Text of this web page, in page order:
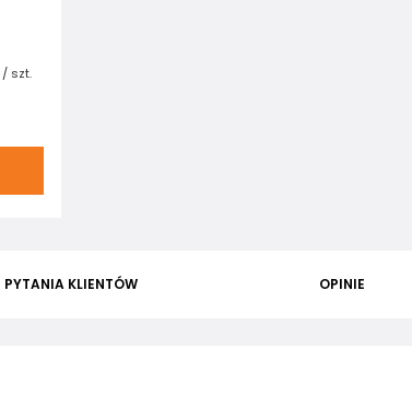
/ szt.
PYTANIA KLIENTÓW OPINIE